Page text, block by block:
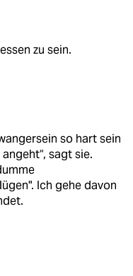
zu sein.
so hart sein
sagt sie.
Ich gehe davon